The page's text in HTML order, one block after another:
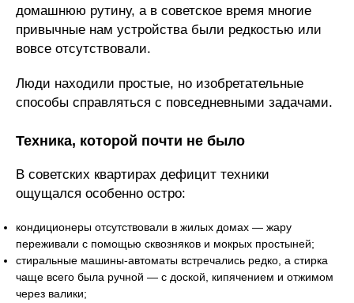
домашнюю рутину, а в советское время многие
привычные нам устройства были редкостью или
вовсе отсутствовали.
Люди находили простые, но изобретательные
способы справляться с повседневными задачами.
Техника, которой почти не было
В советских квартирах дефицит техники
ощущался особенно остро:
кондиционеры отсутствовали в жилых домах — жару
переживали с помощью сквозняков и мокрых простыней;
стиральные машины-автоматы встречались редко, а стирка
чаще всего была ручной — с доской, кипячением и отжимом
через валики;